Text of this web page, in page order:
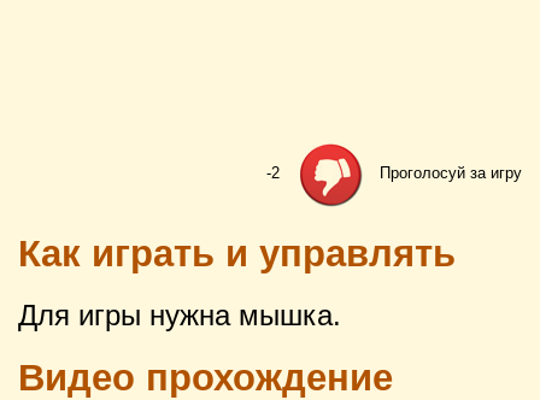
-2 Проголосуй за игру
Как играть и управлять
Для игры нужна мышка.
Видео прохождение